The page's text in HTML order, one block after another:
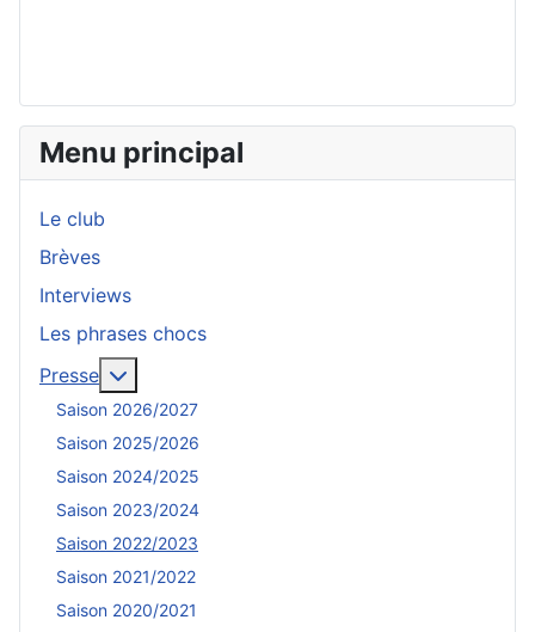
Menu principal
Le club
Brèves
Interviews
Les phrases chocs
Presse
Saison 2026/2027
Saison 2025/2026
Saison 2024/2025
Saison 2023/2024
Saison 2022/2023
Saison 2021/2022
Saison 2020/2021